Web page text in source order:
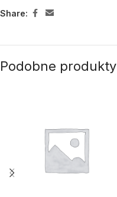
Share:
Podobne produkty